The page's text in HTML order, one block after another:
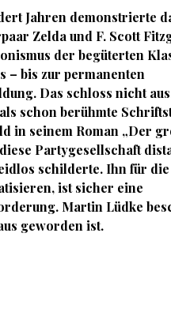
Jahren demonstrierte
Zelda und F. Scott
der begüterten
– bis zur permanenten
Das schloss nicht
schon berühmte
in seinem Roman „Der
Partygesellschaft
schilderte. Ihn für die
ist sicher eine
Martin Lüdke
geworden ist.